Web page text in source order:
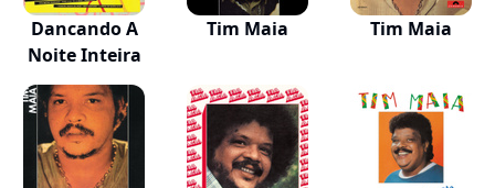
Dancando A
Noite Inteira
Tim Maia Tim Maia